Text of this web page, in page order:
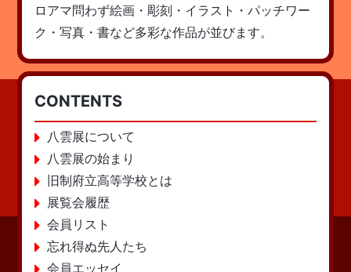
ロアマ問わず絵画・彫刻・イラスト・パッチワー
ク・写真・書など多彩な作品が並びます。
CONTENTS
八雲展について
八雲展の始まり
旧制府立高等学校とは
展覧会履歴
会員リスト
忘れ得ぬ先人たち
会員エッセイ